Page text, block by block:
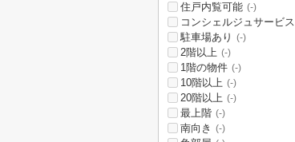
住戸内覧可能 (-)
コンシェルジュサービス
駐車場あり (-)
2階以上 (-)
1階の物件 (-)
10階以上 (-)
20階以上 (-)
最上階 (-)
南向き (-)